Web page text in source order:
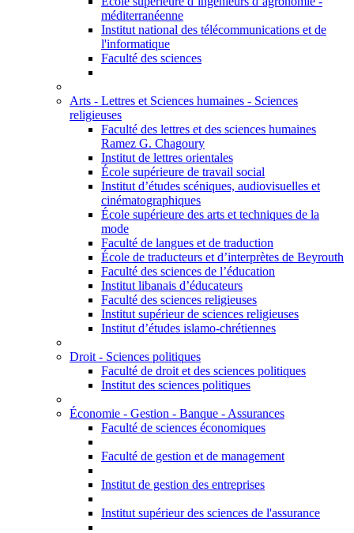
méditerranéenne
Institut national des télécommunications et de
l'informatique
Faculté des sciences
Arts - Lettres et Sciences humaines - Sciences
religieuses
Faculté des lettres et des sciences humaines
Ramez G. Chagoury
Institut de lettres orientales
École supérieure de travail social
Institut d’études scéniques, audiovisuelles et
cinématographiques
École supérieure des arts et techniques de la
mode
Faculté de langues et de traduction
École de traducteurs et d’interprètes de Beyrouth
Faculté des sciences de l’éducation
Institut libanais d’éducateurs
Faculté des sciences religieuses
Institut supérieur de sciences religieuses
Institut d’études islamo-chrétiennes
Droit - Sciences politiques
Faculté de droit et des sciences politiques
Institut des sciences politiques
Économie - Gestion - Banque - Assurances
Faculté de sciences économiques
Faculté de gestion et de management
Institut de gestion des entreprises
Institut supérieur des sciences de l'assurance